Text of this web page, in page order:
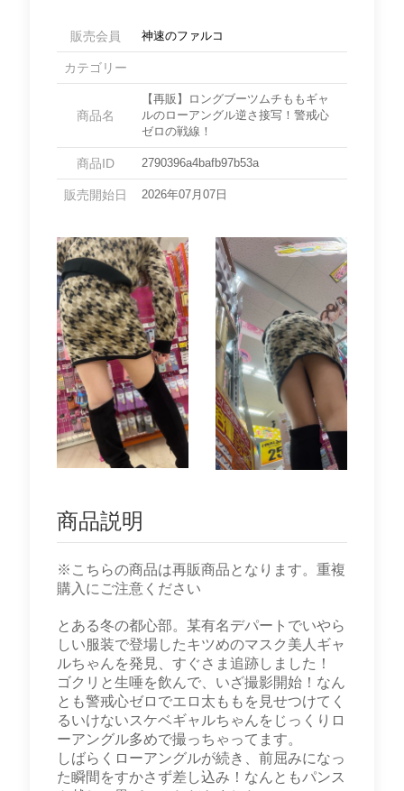
販売会員 神速のファルコ
カテゴリー
商品名
【再販】ロングブーツムチももギャ
ルのローアングル逆さ接写！警戒心
ゼロの戦線！
商品ID 2790396a4bafb97b53a
販売開始日 2026年07月07日
商品説明
※こちらの商品は再販商品となります。重複
購入にご注意ください
とある冬の都心部。某有名デパートでいやら
しい服装で登場したキツめのマスク美人ギャ
ルちゃんを発見、すぐさま追跡しました！
ゴクリと生唾を飲んで、いざ撮影開始！なん
とも警戒心ゼロでエロ太ももを見せつけてく
るいけないスケベギャルちゃんをじっくりロ
ーアングル多めで撮っちゃってます。
しばらくローアングルが続き、前屈みになっ
た瞬間をすかさず差し込み！なんともパンス